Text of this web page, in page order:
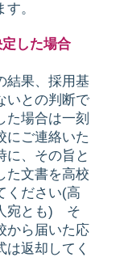
。
した場合
結果、採用基
いとの判断で
た場合は一刻
にご連絡いた
に、その旨と
た文書を高校
ください(高
宛とも) そ
から届いた応
は返却してく